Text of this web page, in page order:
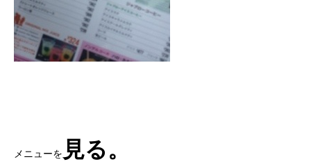
メニューを 見る。